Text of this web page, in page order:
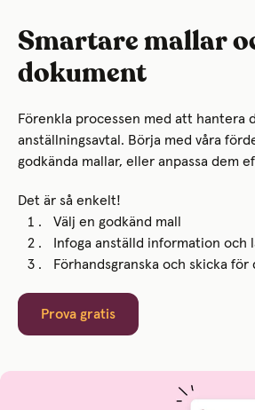
Smartare mallar
dokument
Förenkla processen med att hantera
anställningsavtal. Börja med våra
godkända mallar, eller anpassa dem
Det är så enkelt!
Välj en godkänd mall
Infoga anställd information och
Förhandsgranska och skicka
Prova gratis